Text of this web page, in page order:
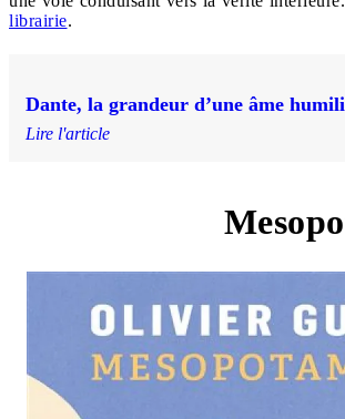
librairie.
Dante, la grandeur d’une âme
Lire l'article